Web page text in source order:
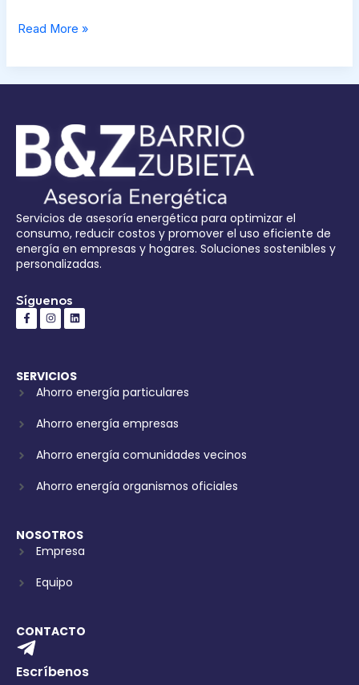
Read More »
Servicios de asesoría energética para optimizar el
consumo, reducir costos y promover el uso eficiente de
energía en empresas y hogares. Soluciones sostenibles y
personalizadas.
Síguenos
F
a
c
o
k
I
n
s
r
a
m
L
i
n
i
n
SERVICIOS
Ahorro energía particulares
Ahorro energía empresas
Ahorro energía comunidades vecinos
Ahorro energía organismos oficiales
NOSOTROS
Empresa
Equipo
CONTACTO
Escríbenos